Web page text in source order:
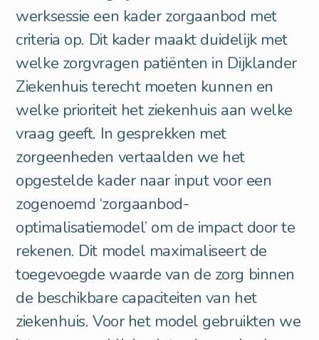
werksessie een kader zorgaanbod met
criteria op. Dit kader maakt duidelijk met
welke zorgvragen patiënten in Dijklander
Ziekenhuis terecht moeten kunnen en
welke prioriteit het ziekenhuis aan welke
vraag geeft. In gesprekken met
zorgeenheden vertaalden we het
opgestelde kader naar input voor een
zogenoemd ‘zorgaanbod-
optimalisatiemodel’ om de impact door te
rekenen. Dit model maximaliseert de
toegevoegde waarde van de zorg binnen
de beschikbare capaciteiten van het
ziekenhuis. Voor het model gebruikten we